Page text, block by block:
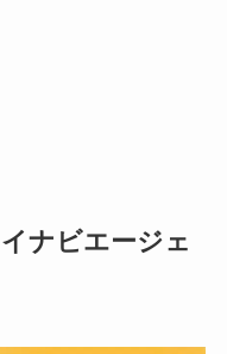
ナビエージェ